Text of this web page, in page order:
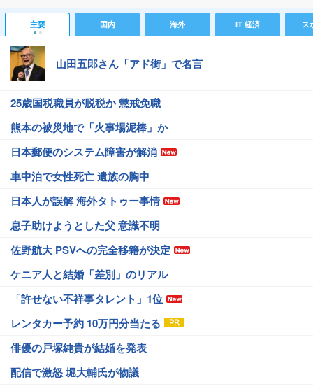
主要 国内 海外 IT 経済 ス
山田五郎さん「アド街」で名言
25歳国税職員が脱税か 懲戒免職
熊本の被災地で「火事場泥棒」か
日本郵便のシステム障害が解消
車中泊で女性死亡 遺族の胸中
日本人が誤解 海外タトゥー事情
息子助けようとした父 意識不明
佐野航大 PSVへの完全移籍が決定
ケニア人と結婚「差別」のリアル
「許せない不祥事タレント」1位
レンタカー予約 10万円分当たる
俳優の戸塚純貴が結婚を発表
配信で激怒 堀大輔氏が物議